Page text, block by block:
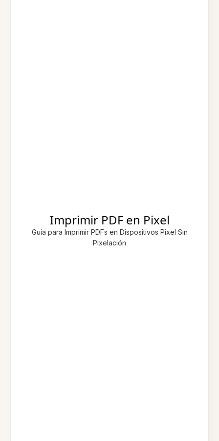
Imprimir PDF en Pixel
Guía para Imprimir PDFs en Dispositivos Pixel Sin
Pixelación